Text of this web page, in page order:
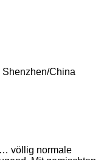
China
völlig normale